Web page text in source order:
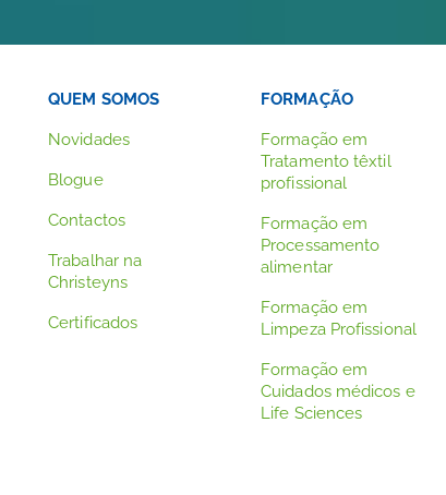
QUEM SOMOS
Novidades
Blogue
Contactos
Trabalhar na
Christeyns
Certificados
FORMAÇÃO
Formação em
Tratamento têxtil
profissional
Formação em
Processamento
alimentar
Formação em
Limpeza Profissional
Formação em
Cuidados médicos e
Life Sciences